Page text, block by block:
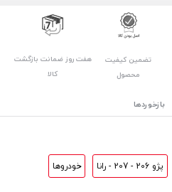
تضمین کیفیت
محصول
هفت روز ضمانت بازگشت
کالا
بازخوردها
پژو 206 - 207 - رانا
خودروها